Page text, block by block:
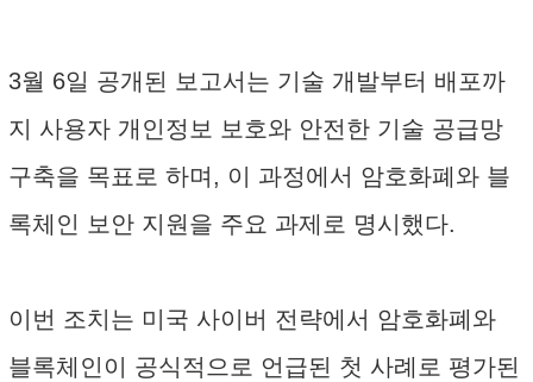
3월 6일 공개된 보고서는 기술 개발부터 배포까
지 사용자 개인정보 보호와 안전한 기술 공급망
구축을 목표로 하며, 이 과정에서 암호화폐와 블
록체인 보안 지원을 주요 과제로 명시했다.
이번 조치는 미국 사이버 전략에서 암호화폐와
블록체인이 공식적으로 언급된 첫 사례로 평가된